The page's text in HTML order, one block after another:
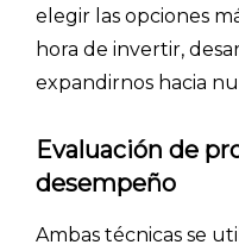
elegir las opciones
hora de invertir,
expandirnos hacia
Evaluación de
desempeño
Ambas técnicas se